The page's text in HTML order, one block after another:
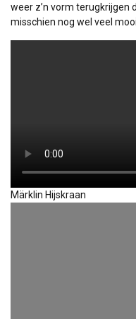
weer z’n vorm terugkrijgen
misschien nog wel veel
Märklin Hijskraan